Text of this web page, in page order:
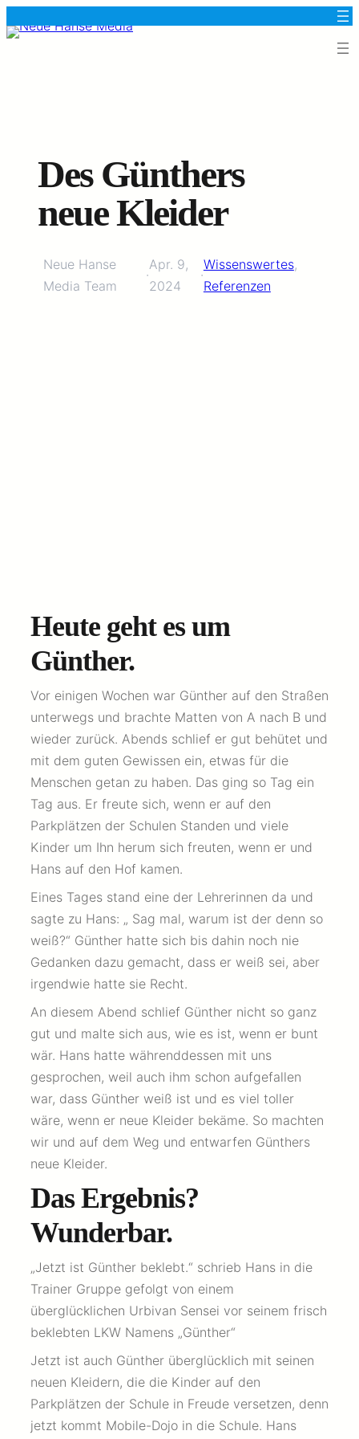
Des Günthers
neue Kleider
Neue Hanse
Media Team
·
Apr. 9,
2024
·
Wissenswertes
Referenzen
Heute geht es um
Günther.
Vor einigen Wochen war Günther auf den Straßen
unterwegs und brachte Matten von A nach B und
wieder zurück. Abends schlief er gut behütet und
mit dem guten Gewissen ein, etwas für die
Menschen getan zu haben. Das ging so Tag ein
Tag aus. Er freute sich, wenn er auf den
Parkplätzen der Schulen Standen und viele
Kinder um Ihn herum sich freuten, wenn er und
Hans auf den Hof kamen.
Eines Tages stand eine der Lehrerinnen da und
sagte zu Hans: „ Sag mal, warum ist der denn so
weiß?“ Günther hatte sich bis dahin noch nie
Gedanken dazu gemacht, dass er weiß sei, aber
irgendwie hatte sie Recht.
An diesem Abend schlief Günther nicht so ganz
gut und malte sich aus, wie es ist, wenn er bunt
wär. Hans hatte währenddessen mit uns
gesprochen, weil auch ihm schon aufgefallen
war, dass Günther weiß ist und es viel toller
wäre, wenn er neue Kleider bekäme. So machten
wir und auf dem Weg und entwarfen Günthers
neue Kleider.
Das Ergebnis?
Wunderbar.
„Jetzt ist Günther beklebt.“ schrieb Hans in die
Trainer Gruppe gefolgt von einem
überglücklichen Urbivan Sensei vor seinem frisch
beklebten LKW Namens „Günther“
Jetzt ist auch Günther überglücklich mit seinen
neuen Kleidern, die die Kinder auf den
Parkplätzen der Schule in Freude versetzen, denn
jetzt kommt Mobile-Dojo in die Schule. Hans